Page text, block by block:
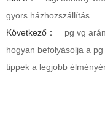
gyors házhozszállítás
Következő：
pg vg
hogyan befolyásolja a
tippek a legjobb